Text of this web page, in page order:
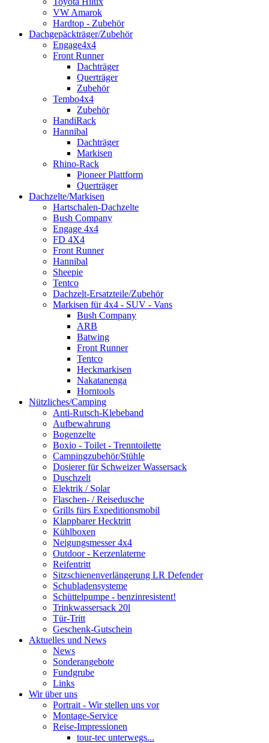
VW Amarok
Hardtop - Zubehör
Dachgepäckträger/Zubehör
Engage4x4
Front Runner
Dachträger
Querträger
Zubehör
Tembo4x4
Zubehör
HandiRack
Hannibal
Dachträger
Markisen
Rhino-Rack
Pioneer Plattform
Querträger
Dachzelte/Markisen
Hartschalen-Dachzelte
Bush Company
Engage 4x4
FD 4X4
Front Runner
Hannibal
Sheepie
Tentco
Dachzelt-Ersatzteile/Zubehör
Markisen für 4x4 - SUV - Vans
Bush Company
ARB
Batwing
Front Runner
Tentco
Heckmarkisen
Nakatanenga
Horntools
Nützliches/Camping
Anti-Rutsch-Klebeband
Aufbewahrung
Bogenzelte
Boxio - Toilet - Trenntoilette
Campingzubehör/Stühle
Dosierer für Schweizer Wassersack
Duschzelt
Elektrik / Solar
Flaschen- / Reisedusche
Grills fürs Expeditionsmobil
Klappbarer Hecktritt
Kühlboxen
Neigungsmesser 4x4
Outdoor - Kerzenlaterne
Reifentritt
Sitzschienenverlängerung LR Defender
Schubladensysteme
Schüttelpumpe - benzinresistent!
Trinkwassersack 20l
Tür-Tritt
Geschenk-Gutschein
Aktuelles und News
News
Sonderangebote
Fundgrube
Links
Wir über uns
Portrait - Wir stellen uns vor
Montage-Service
Reise-Impressionen
tour-tec unterwegs...